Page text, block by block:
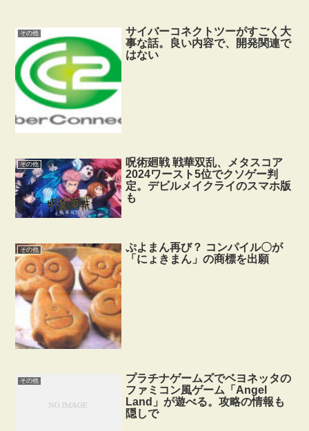
その他
サイバーコネクトツーがすごく大
事な話。良い内容で、開発関連で
はない
その他
呪術廻戦 戦華双乱、メタスコア
2024ワースト5位でクソゲー判
定。デビルメイクライのスマホ版
も
その他
ぷよまん再び？ コンパイル〇が
「にょきまん」の商標を出願
その他
プラチナゲームズでベヨネッタの
ファミコン風ゲーム「Angel
Land」が遊べる。攻略の情報も
隠しで